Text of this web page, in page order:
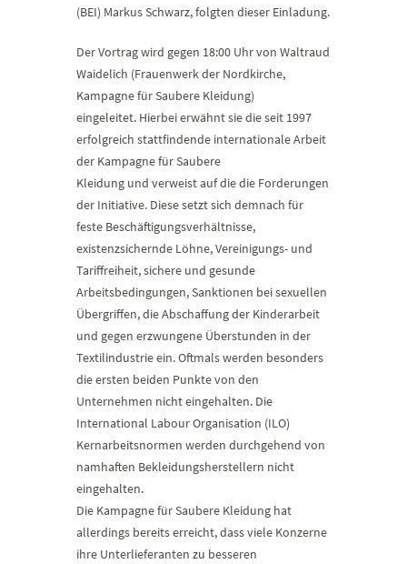
(BEI) Markus Schwarz, folgten dieser Einladung.
Der Vortrag wird gegen 18:00 Uhr von Waltraud
Waidelich (Frauenwerk der Nordkirche,
Kampagne für Saubere Kleidung)
eingeleitet. Hierbei erwähnt sie die seit 1997
erfolgreich stattfindende internationale Arbeit
der Kampagne für Saubere
Kleidung und verweist auf die die Forderungen
der Initiative. Diese setzt sich demnach für
feste Beschäftigungsverhältnisse,
existenzsichernde Löhne, Vereinigungs- und
Tariffreiheit, sichere und gesunde
Arbeitsbedingungen, Sanktionen bei sexuellen
Übergriffen, die Abschaffung der Kinderarbeit
und gegen erzwungene Überstunden in der
Textilindustrie ein. Oftmals werden besonders
die ersten beiden Punkte von den
Unternehmen nicht eingehalten. Die
International Labour Organisation (ILO)
Kernarbeitsnormen werden durchgehend von
namhaften Bekleidungsherstellern nicht
eingehalten.
Die Kampagne für Saubere Kleidung hat
allerdings bereits erreicht, dass viele Konzerne
ihre Unterlieferanten zu besseren